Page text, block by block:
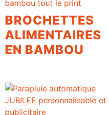
BROCHETTES
ALIMENTAIRES
EN BAMBOU